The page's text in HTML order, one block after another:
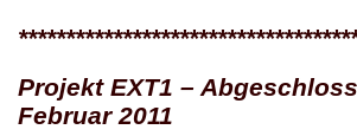
Projekt EXT1 –
Februar 2011